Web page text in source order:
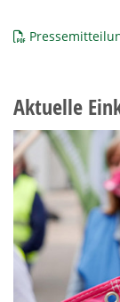
Aktuelle